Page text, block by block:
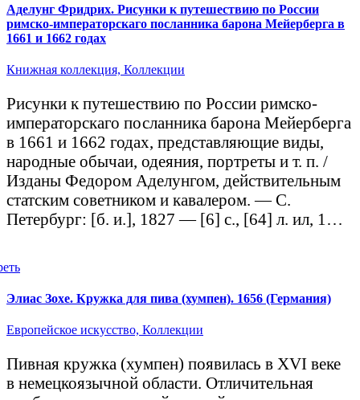
Аделунг Фридрих. Рисунки к путешествию по России
римско-императорскаго посланника барона Мейерберга в
1661 и 1662 годах
Книжная коллекция, Коллекции
Рисунки к путешествию по России римско-
императорскаго посланника барона Мейерберга
в 1661 и 1662 годах, представляющие виды,
народные обычаи, одеяния, портреты и т. п. /
Изданы Федором Аделунгом, действительным
статским советником и кавалером. — С.
Петербург: [б. и.], 1827 — [6] с., [64] л. ил, 1…
Элиас Зохе. Кружка для пива (хумпен). 1656 (Германия)
Европейское искусство, Коллекции
Пивная кружка (хумпен) появилась в XVI веке
в немецкоязычной области. Отличительная